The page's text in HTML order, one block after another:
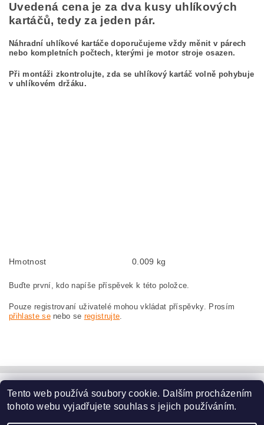
Uvedená cena je za dva kusy uhlíkových
kartáčů, tedy za jeden pár.
Náhradní uhlíkové kartáče doporučujeme vždy měnit v párech
nebo kompletních počtech, kterými je motor stroje osazen.
Při montáži zkontrolujte, zda se uhlíkový kartáč volně pohybuje
v uhlíkovém držáku.
Hmotnost 0.009 kg
Buďte první, kdo napíše příspěvek k této položce.
Pouze registrovaní uživatelé mohou vkládat příspěvky. Prosím
přihlaste senebo se registrujte.
www.dodilny.cz
Tento web používá soubory cookie. Dalším procházením
tohoto webu vyjadřujete souhlas s jejich používáním.